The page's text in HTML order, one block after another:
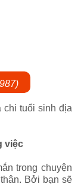
chi tuổi sinh địa
việc
trong chuyện
Bởi bạn sẽ